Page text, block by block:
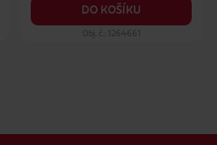
DO KOŠÍKU
Obj. č.: 1264661